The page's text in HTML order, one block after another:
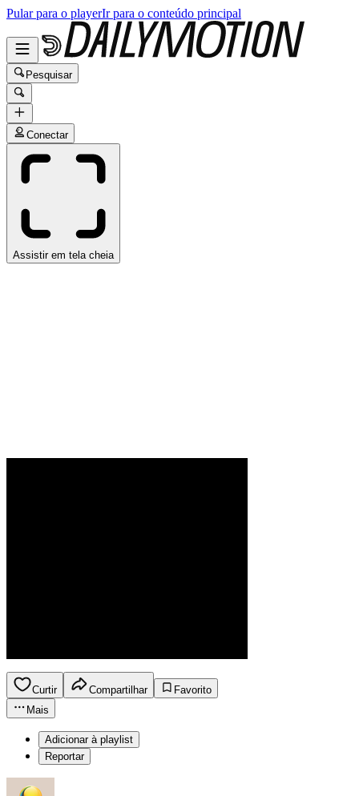
Pular para o playerIr para o conteúdo principal
Pesquisar
Conectar
Assistir em tela cheia
Curtir Compartilhar
Favorito
Mais
Adicionar à playlist
Reportar